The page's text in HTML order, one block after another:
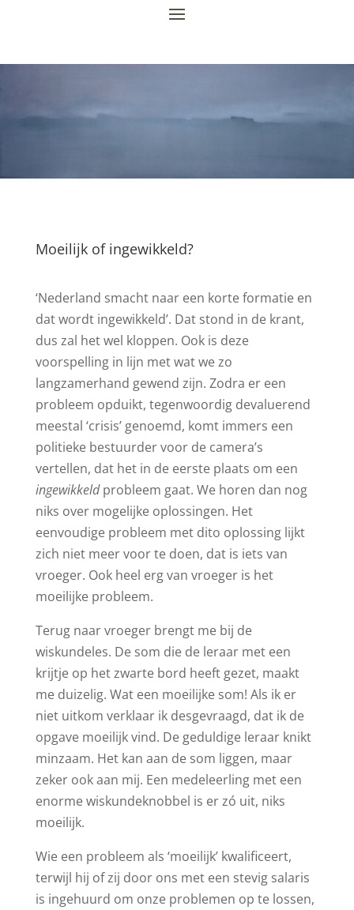
Moeilijk of ingewikkeld?
‘Nederland smacht naar een korte formatie en
dat wordt ingewikkeld’. Dat stond in de krant,
dus zal het wel kloppen. Ook is deze
voorspelling in lijn met wat we zo
langzamerhand gewend zijn. Zodra er een
probleem opduikt, tegenwoordig devaluerend
meestal ‘crisis’ genoemd, komt immers een
politieke bestuurder voor de camera’s
vertellen, dat het in de eerste plaats om een
ingewikkeldprobleem gaat. We horen dan nog
niks over mogelijke oplossingen. Het
eenvoudige probleem met dito oplossing lijkt
zich niet meer voor te doen, dat is iets van
vroeger. Ook heel erg van vroeger is het
moeilijke probleem.
Terug naar vroeger brengt me bij de
wiskundeles. De som die de leraar met een
krijtje op het zwarte bord heeft gezet, maakt
me duizelig. Wat een moeilijke som! Als ik er
niet uitkom verklaar ik desgevraagd, dat ik de
opgave moeilijk vind. De geduldige leraar knikt
minzaam. Het kan aan de som liggen, maar
zeker ook aan mij. Een medeleerling met een
enorme wiskundeknobbel is er zó uit, niks
moeilijk.
Wie een probleem als ‘moeilijk’ kwalificeert,
terwijl hij of zij door ons met een stevig salaris
is ingehuurd om onze problemen op te lossen,